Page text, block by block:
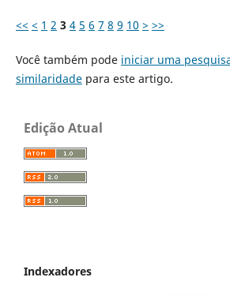
<< < 1 2 3 4 5 6 7 8 9 10 > >>
Você também pode iniciar uma
similaridadepara este artigo.
Edição Atual
Indexadores